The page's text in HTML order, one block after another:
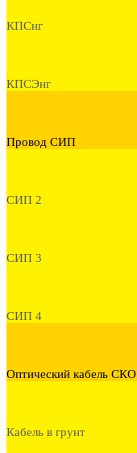
КПСнг
КПСЭнг
Провод СИП
СИП 2
СИП 3
СИП 4
Оптический кабель СКО
Кабель в грунт